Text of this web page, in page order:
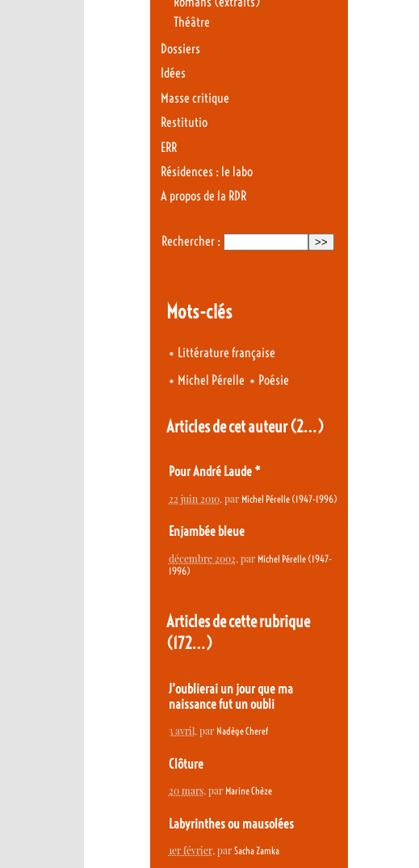
Théâtre
Dossiers
Idées
Masse critique
Restitutio
ERR
Résidences : le labo
A propos de la RDR
Rechercher :
Mots-clés
• Littérature française
• Michel Pérelle • Poésie
Articles de cet auteur(2…)
Pour André Laude *
22 juin 2010, par Michel Pérelle (1947-1996)
Enjambée bleue
décembre 2002, par Michel Pérelle (1947-
1996)
Articles de cette rubrique
(172…)
J’oublierai un jour que ma
naissance fut un oubli
3 avril, par Nadège Cheref
Clôture
20 mars, par Marine Chèze
Labyrinthes ou mausolées
1er février, par Sacha Zamka